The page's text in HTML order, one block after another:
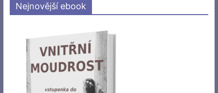
Nejnovější ebook